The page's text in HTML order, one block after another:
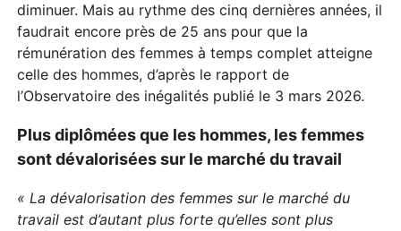
diminuer. Mais au rythme des cinq dernières années, il
faudrait encore près de 25 ans pour que la
rémunération des femmes à temps complet atteigne
celle des hommes, d’après le rapport de
l’Observatoire des inégalités publié le 3 mars 2026.
Plus diplômées que les hommes, les femmes
sont dévalorisées sur le marché du travail
« La dévalorisation des femmes sur le marché du
travail est d’autant plus forte qu’elles sont plus